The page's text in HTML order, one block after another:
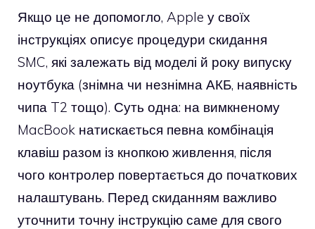
Якщо це не допомогло, Apple у своїх
інструкціях описує процедури скидання
SMC, які залежать від моделі й року випуску
ноутбука (знімна чи незнімна АКБ, наявність
чипа T2 тощо). Суть одна: на вимкненому
MacBook натискається певна комбінація
клавіш разом із кнопкою живлення, після
чого контролер повертається до початкових
налаштувань. Перед скиданням важливо
уточнити точну інструкцію саме для свого